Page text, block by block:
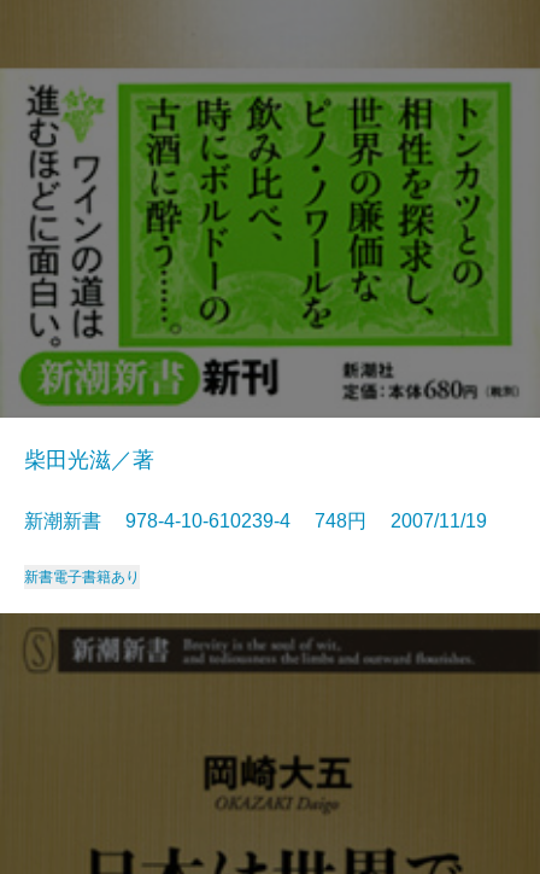
柴田光滋／著
新潮新書 978-4-10-610239-4 748円 2007/11/19
新書電子書籍あり